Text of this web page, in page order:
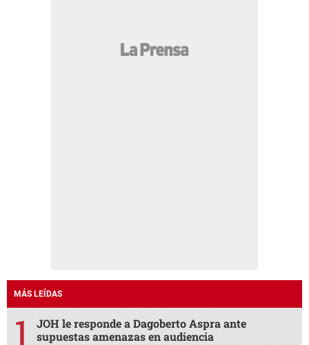
MÁS LEÍDAS
JOH le responde a Dagoberto Aspra ante
supuestas amenazas en audiencia